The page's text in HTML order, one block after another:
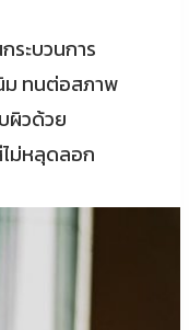
ะบวนการ
ม ทนต่อสภาพ
ผิวด้วย
ม่หลุดลอก